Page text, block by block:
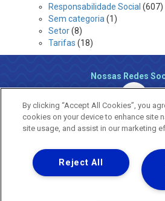
Responsabilidade Social (607)
Sem categoria (1)
Setor(8)
Tarifas (18)
Nossas Redes
Uma empresa
Copyright ® 2026 -
Nossa natureza
By clicking “Accept All Cookies”, you
cookies on your device to enhance site
site usage, and assist in our marketing
Reject All